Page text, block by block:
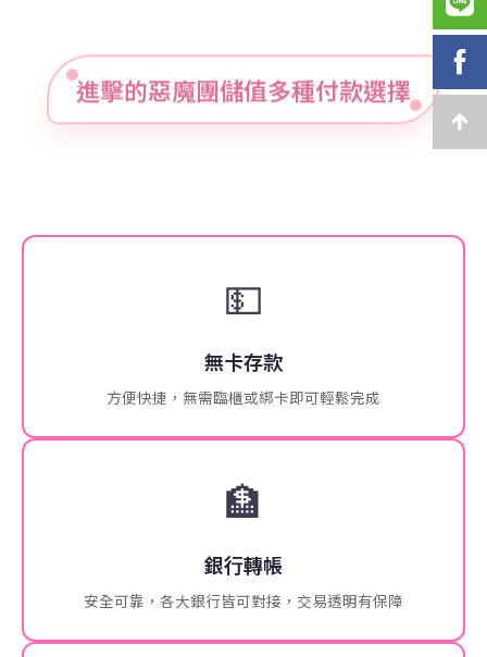
進擊的惡魔團儲值多種付款選擇
💵
無卡存款
方便快捷，無需臨櫃或綁卡即可輕鬆完成
🏦
銀行轉帳
安全可靠，各大銀行皆可對接，交易透明有保障